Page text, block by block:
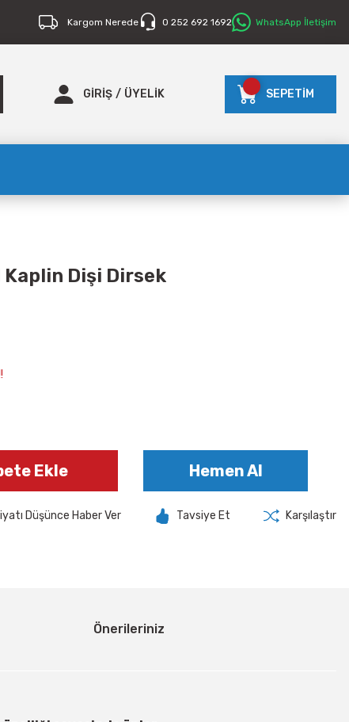
Kargom Nerede 0 252 692 1692 WhatsApp İletişim
GİRİŞ / ÜYELİK SEPETİM
Kaplin Dişi Dirsek
Ekle Hemen Al
Düşünce Haber Ver Tavsiye Et Karşılaştır
Önerileriniz